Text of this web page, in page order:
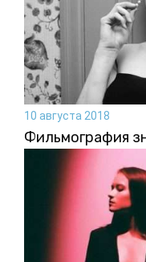
10 августа 2018
Фильмография